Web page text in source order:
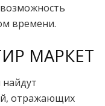
времени.
МАРКЕТ
отражающих